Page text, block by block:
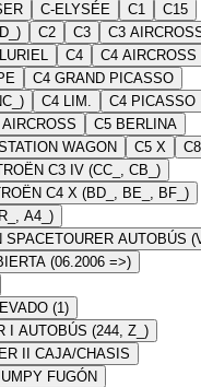
C-ELYSÉE C1
C15
C2 C3
C3
C4
C4 AIRCROSS
C4 GRAND PICASSO
C4 LIM.
C4 PICASSO
C5 BERLINA
WAGON C5 X
C8
C3 IV (CC_, CB_)
C4 X (BD_, BE_, BF_)
A4_)
SPACETOURER AUTOBÚS
(06.2006 =>)
(1)
I AUTOBÚS (244, Z_)
II CAJA/CHASIS
FUGÓN